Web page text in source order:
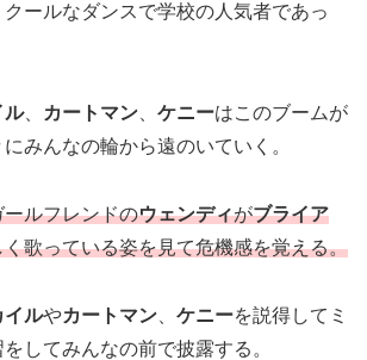
ールなダンスで学校の人気者であっ
ル、 カートマン ケニーはこのブームが
みんなの輪から遠のいていく。
ールフレンドのウェンディがブライア
く歌っている姿を見て危機感を覚える。
イルやカートマン ケニーを説得してミ
してみんなの前で披露する。